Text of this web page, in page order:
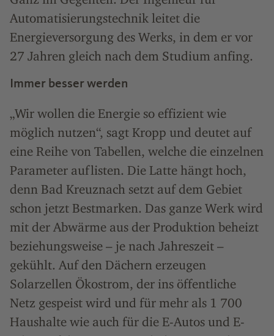
Automatisierungstechnik leitet die
Energieversorgung des Werks, in dem er vor
27 Jahren gleich nach dem Studium anfing.
Immer besser werden
„Wir wollen die Energie so effizient wie
möglich nutzen“, sagt Kropp und deutet auf
eine Reihe von Tabellen, welche die einzelnen
Parameter auflisten. Die Latte hängt hoch,
denn Bad Kreuznach setzt auf dem Gebiet
schon jetzt Bestmarken. Das ganze Werk wird
mit der Abwärme aus der Produktion beheizt
beziehungsweise – je nach Jahreszeit –
gekühlt. Auf den Dächern erzeugen
Solarzellen Ökostrom, der ins öffentliche
Netz gespeist wird und für mehr als 1 700
Haushalte wie auch für die E-Autos und E-